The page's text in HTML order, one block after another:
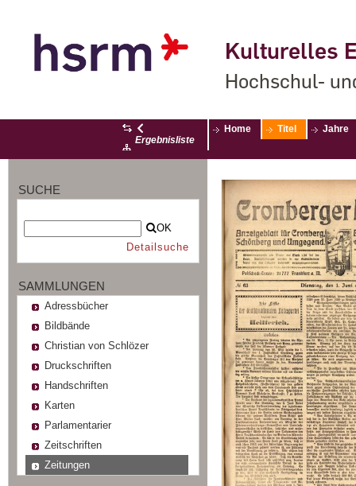
Kulturelles
Hochschul-
Ergebnisliste
Home Titel Jahre
SUCHE
OK
Detailsuche
SAMMLUNGEN
Adressbücher
Bildbände
Christian von Schlözer
Druckschriften
Handschriften
Karten
Parlamentarier
Zeitschriften
Zeitungen